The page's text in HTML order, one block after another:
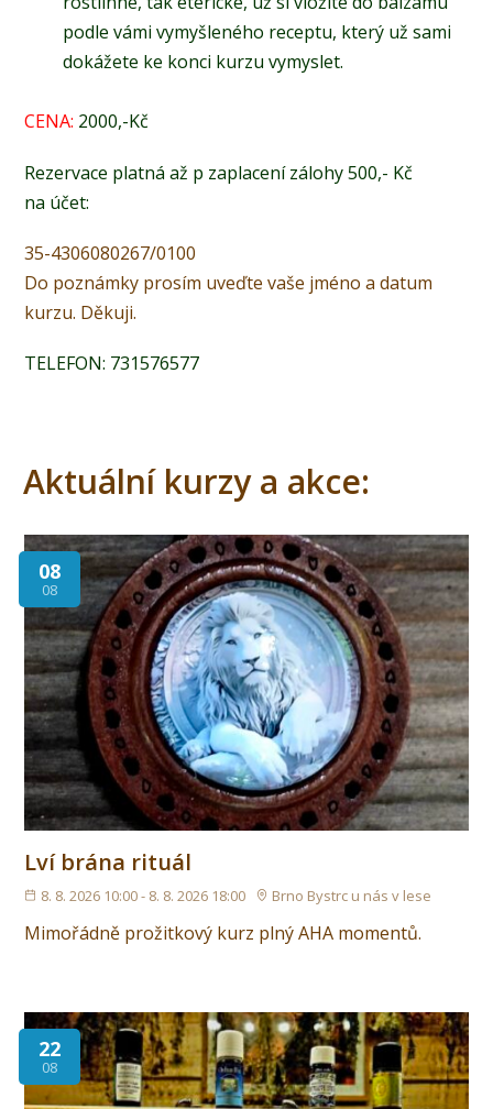
podle vámi vymyšleného receptu, který už sami
dokážete ke konci kurzu vymyslet.
CENA: 2000,-Kč
Rezervace platná až p zaplacení zálohy 500,- Kč
na účet:
35-4306080267/0100
Do poznámky prosím uveďte vaše jméno a datum
kurzu. Děkuji.
TELEFON: 731576577
Aktuální kurzy a akce:
08
08
Lví brána rituál
8. 8. 2026 10:00 - 8. 8. 2026 18:00 Brno Bystrc u nás v lese
Mimořádně prožitkový kurz plný AHA momentů.
22
08